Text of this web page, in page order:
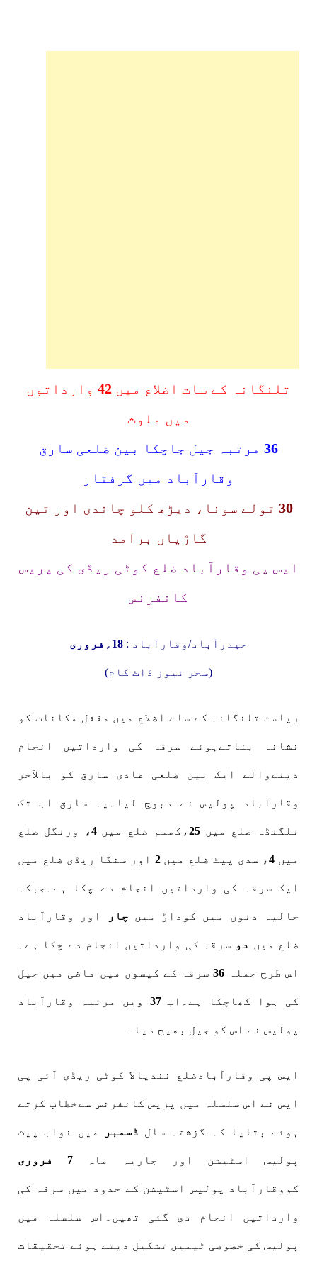
تلنگانہ کے سات اضلاع میں 42 وارداتوں
میں ملوث
36 مرتبہ جیل جاچکا بین ضلعی سارق
وقارآباد میں گرفتار
30 تولے سونا، دیڑھ کلو چاندی اور تین
گاڑیاں برآمد
ایس پی وقارآباد ضلع کوٹی ریڈی کی پریس
کانفرنس
حیدرآباد/وقارآباد : 18؍فروری
(سحر نیوز ڈاٹ کام)
ریاست تلنگانہ کے سات اضلاع میں مقفل مکانات کو
نشانہ بناتےہوئے سرقہ کی وارداتیں انجام
دینےوالے ایک بین ضلعی عادی سارق کو بالآخر
وقارآباد پولیس نے دبوچ لیا۔یہ سارق اب تک
نلگنڈہ ضلع میں25،کھمم ضلع میں4، ورنگل ضلع
میں 4، سدی پیٹ ضلع میں2 اور سنگا ریڈی ضلع میں
ایک سرقہ کی وارداتیں انجام دے چکا ہے۔جبکہ
حالیہ دنوں میں کوداڑ میں چار اور وقارآباد
ضلع میں دو سرقہ کی وارداتیں انجام دے چکا ہے۔
اس طرح جملہ 36سرقہ کے کیسوں میں ماضی میں جیل
کی ہوا کھاچکا ہے۔اب37 ویں مرتبہ وقارآباد
پولیس نے اس کو جیل بھیج دیا۔
ایس پی وقارآبادضلع نندیالا کوٹی ریڈی آئی پی
ایس نے اس سلسلہ میں پریس کانفرنس سےخطاب کرتے
ہوئے بتایا کہ گزشتہ سال ڈسمبر میں نواب پیٹ
پولیس اسٹیشن اور جاریہ ماہ 7 فروری
کووقارآباد پولیس اسٹیشن کے حدود میں سرقہ کی
وارداتیں انجام دی گئی تھیں۔اس سلسلہ میں
پولیس کی خصوصی ٹیمیں تشکیل دیتے ہوئے تحقیقات